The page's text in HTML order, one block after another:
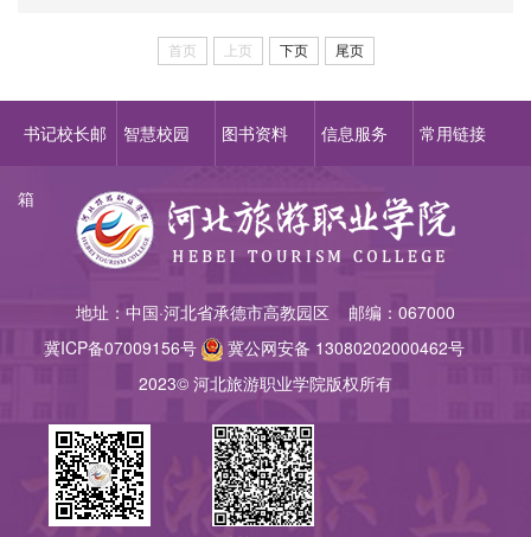
首页 上页 下页 尾页
书记校长邮
箱
智慧校园 图书资料 信息服务 常用链接
地址：中国·河北省承德市高教园区 邮编：067000
冀ICP备07009156号
冀公网安备 13080202000462号
2023© 河北旅游职业学院版权所有